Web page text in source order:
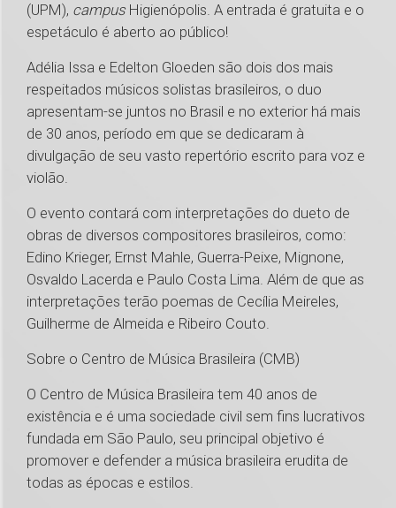
(UPM), campus Higienópolis. A entrada é gratuita e o
espetáculo é aberto ao público!
Adélia Issa e Edelton Gloeden são dois dos mais
respeitados músicos solistas brasileiros, o duo
apresentam-se juntos no Brasil e no exterior há mais
de 30 anos, período em que se dedicaram à
divulgação de seu vasto repertório escrito para voz e
violão.
O evento contará com interpretações do dueto de
obras de diversos compositores brasileiros, como:
Edino Krieger, Ernst Mahle, Guerra-Peixe, Mignone,
Osvaldo Lacerda e Paulo Costa Lima. Além de que as
interpretações terão poemas de Cecília Meireles,
Guilherme de Almeida e Ribeiro Couto.
Sobre o Centro de Música Brasileira (CMB)
O Centro de Música Brasileira tem 40 anos de
existência e é uma sociedade civil sem fins lucrativos
fundada em São Paulo, seu principal objetivo é
promover e defender a música brasileira erudita de
todas as épocas e estilos.